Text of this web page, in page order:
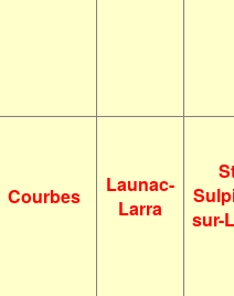
Courbes
Launac-
Larra
sur-